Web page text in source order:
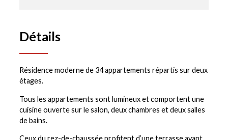
Détails
Résidence moderne de 34 appartements répartis sur deux
étages.
Tous les appartements sont lumineux et comportent une
cuisine ouverte sur le salon, deux chambres et deux salles
de bains.
Ceux du rez-de-chaussée profitent d’une terrasse avant